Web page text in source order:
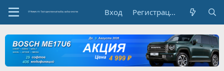
Вход Регистрация